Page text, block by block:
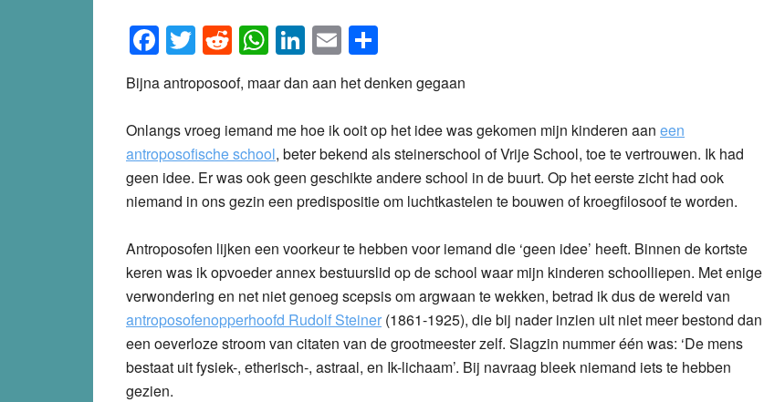
Facebook
Twitter
Reddit
WhatsApp
LinkedIn
Email
Bijna antroposoof, maar dan aan het denken gegaan
Onlangs vroeg iemand me hoe ik ooit op het idee was gekomen mijn kinderen aan een
antroposofische school, beter bekend als steinerschool of Vrije School, toe te vertrouwen. Ik had
geen idee. Er was ook geen geschikte andere school in de buurt. Op het eerste zicht had ook
niemand in ons gezin een predispositie om luchtkastelen te bouwen of kroegfilosoof te worden.
Antroposofen lijken een voorkeur te hebben voor iemand die ‘geen idee’ heeft. Binnen de kortste
keren was ik opvoeder annex bestuurslid op de school waar mijn kinderen schoolliepen. Met enige
verwondering en net niet genoeg scepsis om argwaan te wekken, betrad ik dus de wereld van
antroposofenopperhoofd Rudolf Steiner (1861-1925), die bij nader inzien uit niet meer bestond dan
een oeverloze stroom van citaten van de grootmeester zelf. Slagzin nummer één was: ‘De mens
bestaat uit fysiek-, etherisch-, astraal, en Ik-lichaam’. Bij navraag bleek niemand iets te hebben
gezien.